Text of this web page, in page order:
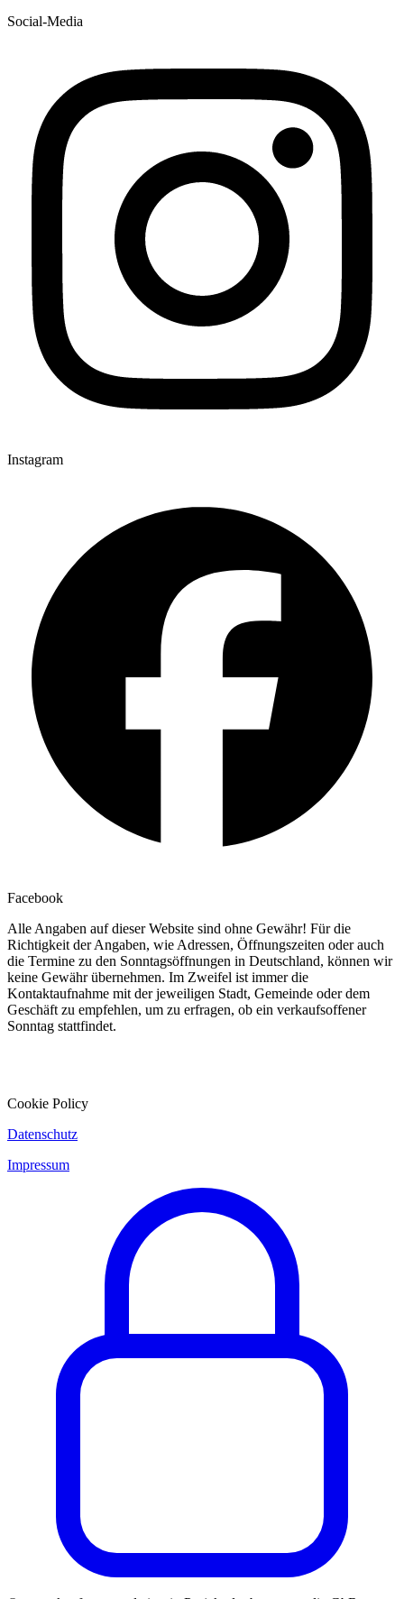
Social-Media
Instagram
Facebook
Alle Angaben auf dieser Website sind ohne Gewähr! Für die
Richtigkeit der Angaben, wie Adressen, Öffnungszeiten oder auch
die Termine zu den Sonntagsöffnungen in Deutschland, können wir
keine Gewähr übernehmen. Im Zweifel ist immer die
Kontaktaufnahme mit der jeweiligen Stadt, Gemeinde oder dem
Geschäft zu empfehlen, um zu erfragen, ob ein verkaufsoffener
Sonntag stattfindet.
Cookie Policy
Datenschutz
Impressum